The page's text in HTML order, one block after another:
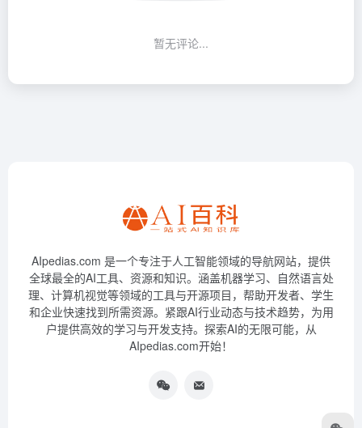
暂无评论...
AIpedias.com 是一个专注于人工智能领域的导航网站，提供
全球最全的AI工具、资源和知识。涵盖机器学习、自然语言处
理、计算机视觉等领域的工具与开源项目，帮助开发者、学生
和企业快速找到所需资源。紧跟AI行业动态与技术趋势，为用
户提供高效的学习与开发支持。探索AI的无限可能，从
AIpedias.com开始！